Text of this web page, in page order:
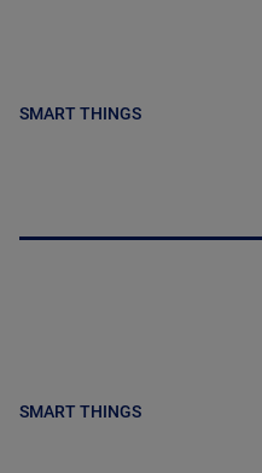
SMART THINGS
SMART THINGS